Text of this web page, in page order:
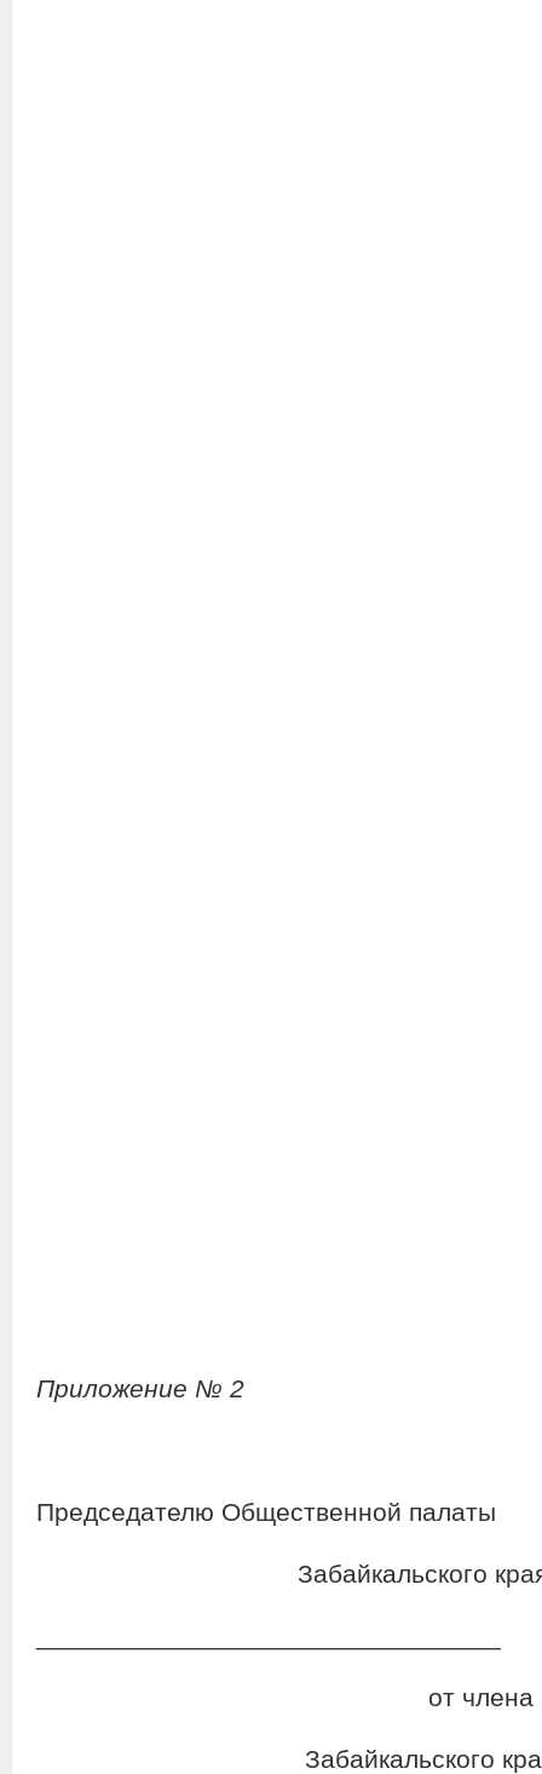
Приложение № 2
Председателю Общественной палаты
Забайкальского
от члена
Забайкальского